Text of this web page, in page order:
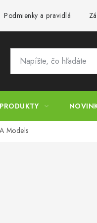
Podmienky a pravidlá
Models